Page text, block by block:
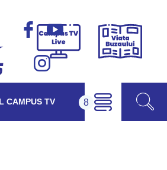
Campus
Viața
CAMPUS TV